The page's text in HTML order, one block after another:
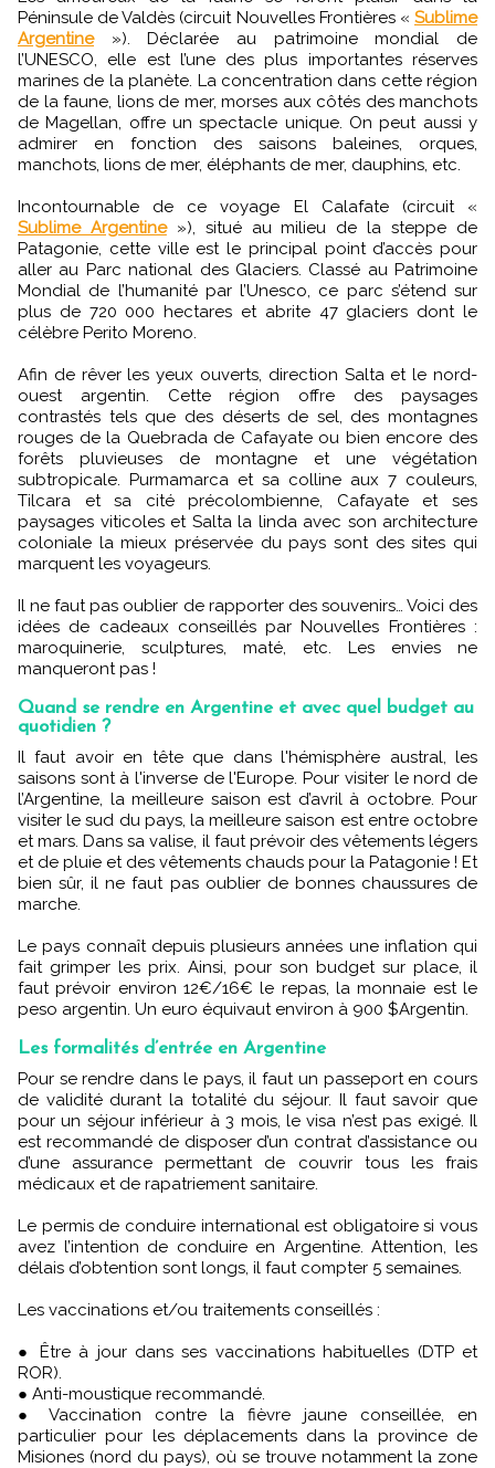
Péninsule de Valdès (circuit Nouvelles Frontières « Sublime
Argentine»). Déclarée au patrimoine mondial de
l’UNESCO, elle est l’une des plus importantes réserves
marines de la planète. La concentration dans cette région
de la faune, lions de mer, morses aux côtés des manchots
de Magellan, offre un spectacle unique. On peut aussi y
admirer en fonction des saisons baleines, orques,
manchots, lions de mer, éléphants de mer, dauphins, etc.
Incontournable de ce voyage El Calafate (circuit «
Sublime Argentine»), situé au milieu de la steppe de
Patagonie, cette ville est le principal point d’accès pour
aller au Parc national des Glaciers. Classé au Patrimoine
Mondial de l’humanité par l’Unesco, ce parc s’étend sur
plus de 720 000 hectares et abrite 47 glaciers dont le
célèbre Perito Moreno.
Afin de rêver les yeux ouverts, direction Salta et le nord-
ouest argentin. Cette région offre des paysages
contrastés tels que des déserts de sel, des montagnes
rouges de la Quebrada de Cafayate ou bien encore des
forêts pluvieuses de montagne et une végétation
subtropicale. Purmamarca et sa colline aux 7 couleurs,
Tilcara et sa cité précolombienne, Cafayate et ses
paysages viticoles et Salta la linda avec son architecture
coloniale la mieux préservée du pays sont des sites qui
marquent les voyageurs.
Il ne faut pas oublier de rapporter des souvenirs… Voici des
idées de cadeaux conseillés par Nouvelles Frontières :
maroquinerie, sculptures, maté, etc. Les envies ne
manqueront pas !
Quand se rendre en Argentine et avec quel budget au
quotidien ?
Il faut avoir en tête que dans l'hémisphère austral, les
saisons sont à l'inverse de l'Europe. Pour visiter le nord de
l’Argentine, la meilleure saison est d’avril à octobre. Pour
visiter le sud du pays, la meilleure saison est entre octobre
et mars. Dans sa valise, il faut prévoir des vêtements légers
et de pluie et des vêtements chauds pour la Patagonie ! Et
bien sûr, il ne faut pas oublier de bonnes chaussures de
marche.
Le pays connaît depuis plusieurs années une inflation qui
fait grimper les prix. Ainsi, pour son budget sur place, il
faut prévoir environ 12€/16€ le repas, la monnaie est le
peso argentin. Un euro équivaut environ à 900 $Argentin.
Les formalités d’entrée en Argentine
Pour se rendre dans le pays, il faut un passeport en cours
de validité durant la totalité du séjour. Il faut savoir que
pour un séjour inférieur à 3 mois, le visa n’est pas exigé. Il
est recommandé de disposer d’un contrat d’assistance ou
d’une assurance permettant de couvrir tous les frais
médicaux et de rapatriement sanitaire.
Le permis de conduire international est obligatoire si vous
avez l’intention de conduire en Argentine. Attention, les
délais d’obtention sont longs, il faut compter 5 semaines.
Les vaccinations et/ou traitements conseillés :
● Être à jour dans ses vaccinations habituelles (DTP et
ROR).
● Anti-moustique recommandé.
● Vaccination contre la fièvre jaune conseillée, en
particulier pour les déplacements dans la province de
Misiones (nord du pays), où se trouve notamment la zone